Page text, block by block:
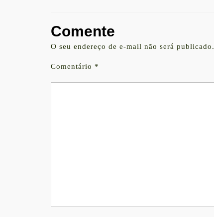
Comente
O seu endereço de e-mail não será publicado.
Comentário *